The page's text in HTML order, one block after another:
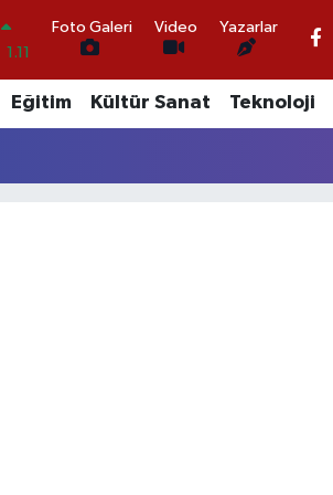
1.11
0.18
Foto Galeri Video Yazarlar
Eğitim Kültür Sanat Teknoloji